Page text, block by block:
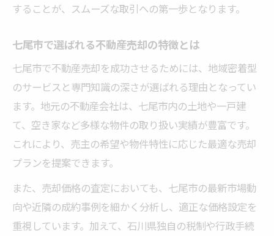
地域ニーズに合った不動産売却戦略の立案
市場動向を反映した不動産売却戦略の作り
方
地域特有の課題を考慮した不動産売却術
🏠 かんたん無料査定
※しつこい営業は一切ありません※ご入力いた
だいた情報は査定以外には使用いたしません
することが、スムーズな取引への第一歩となります。
七尾市で選ばれる不動産売却の特徴とは
七尾市で不動産売却を成功させるためには、地域密着型
のサービスと専門知識の深さが選ばれる理由となってい
ます。地元の不動産会社は、七尾市内の土地や一戸建
て、空き家など多様な物件の取り扱い実績が豊富です。
これにより、売主の希望や物件特性に応じた最適な売却
プランを提案できます。
また、売却価格の査定においても、七尾市の最新市場動
向や近隣の成約事例を細かく分析し、適正な価格設定を
重視しています。加えて、石川県独自の税制や行政手続